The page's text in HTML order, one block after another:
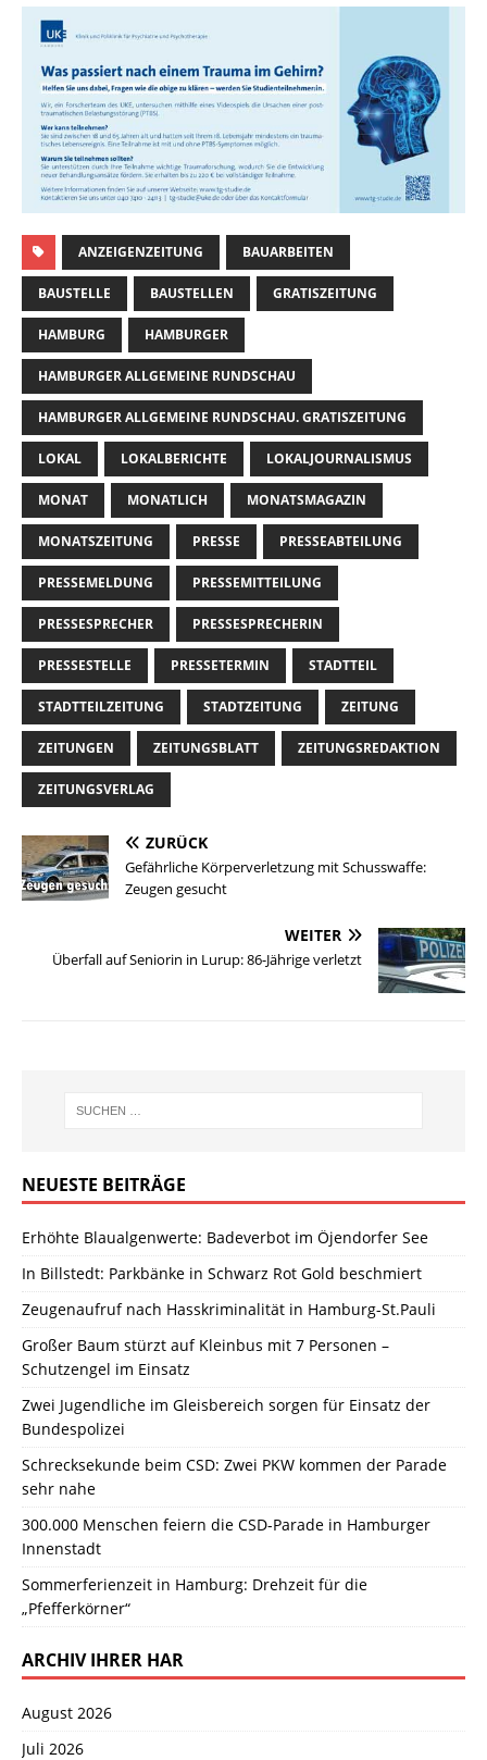
ANZEIGENZEITUNG BAUARBEITEN
BAUSTELLE BAUSTELLEN GRATISZEITUNG
HAMBURG HAMBURGER
HAMBURGER ALLGEMEINE RUNDSCHAU
HAMBURGER ALLGEMEINE RUNDSCHAU. GRATISZEITUNG
LOKAL LOKALBERICHTE LOKALJOURNALISMUS
MONAT MONATLICH MONATSMAGAZIN
MONATSZEITUNG PRESSE PRESSEABTEILUNG
PRESSEMELDUNG PRESSEMITTEILUNG
PRESSESPRECHER PRESSESPRECHERIN
PRESSESTELLE PRESSETERMIN STADTTEIL
STADTTEILZEITUNG STADTZEITUNG ZEITUNG
ZEITUNGEN ZEITUNGSBLATT ZEITUNGSREDAKTION
ZEITUNGSVERLAG
ZURÜCK
Gefährliche Körperverletzung mit Schusswaffe:
Zeugen gesucht
WEITER
Überfall auf Seniorin in Lurup: 86-Jährige verletzt
NEUESTE BEITRÄGE
Erhöhte Blaualgenwerte: Badeverbot im Öjendorfer See
In Billstedt: Parkbänke in Schwarz Rot Gold beschmiert
Zeugenaufruf nach Hasskriminalität in Hamburg-St.Pauli
Großer Baum stürzt auf Kleinbus mit 7 Personen –
Schutzengel im Einsatz
Zwei Jugendliche im Gleisbereich sorgen für Einsatz der
Bundespolizei
Schrecksekunde beim CSD: Zwei PKW kommen der Parade
sehr nahe
300.000 Menschen feiern die CSD-Parade in Hamburger
Innenstadt
Sommerferienzeit in Hamburg: Drehzeit für die
„Pfefferkörner“
ARCHIV IHRER HAR
August 2026
Juli 2026